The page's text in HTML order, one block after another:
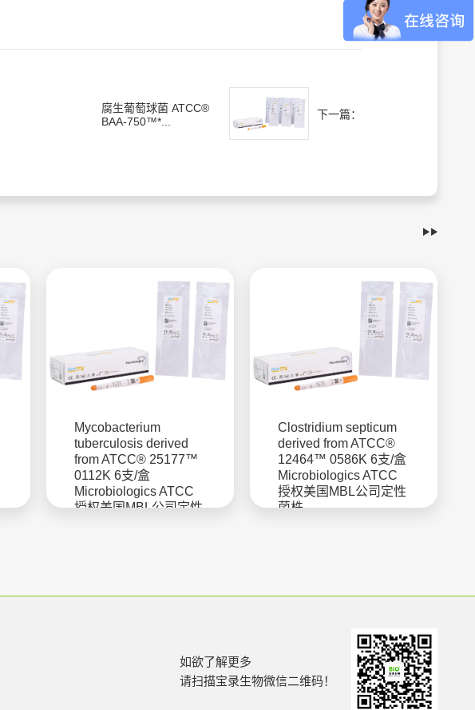
腐生葡萄球菌 ATCC®
BAA-750™*...
下一篇：
Mycobacterium
tuberculosis derived
from ATCC® 25177™
0112K 6支/盒
Microbiologics ATCC
授权美国MBL公司定性
Clostridium septicum
derived from ATCC®
12464™ 0586K 6支/盒
Microbiologics ATCC
授权美国MBL公司定性
菌株
如欲了解更多
请扫描宝录生物微信二维码！